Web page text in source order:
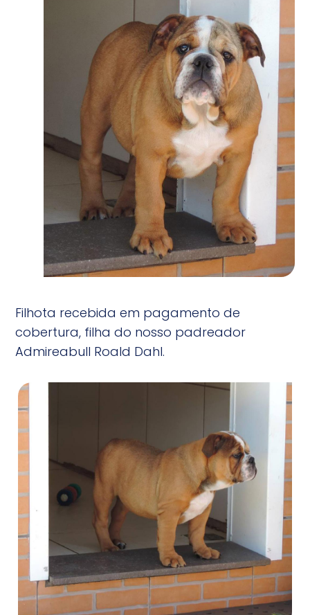
Filhota recebida em pagamento de
cobertura, filha do nosso padreador
Admireabull Roald Dahl.